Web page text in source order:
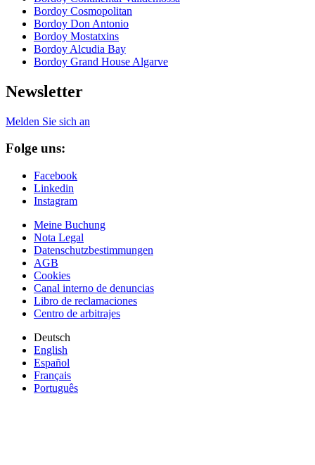
Bordoy Cosmopolitan
Bordoy Don Antonio
Bordoy Mostatxins
Bordoy Alcudia Bay
Bordoy Grand House Algarve
Newsletter
Melden Sie sich an
Folge uns:
Facebook
Linkedin
Instagram
Meine Buchung
Nota Legal
Datenschutzbestimmungen
AGB
Cookies
Canal interno de denuncias
Libro de reclamaciones
Centro de arbitrajes
Deutsch
English
Español
Français
Português